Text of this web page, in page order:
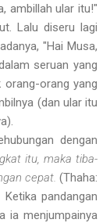
ambillah ular itu!"
Lalu diseru lagi
"Hai Musa,
seruan yang
orang-orang yang
(dan ular itu
dengan
itu, maka tiba-
cepat. (Thaha:
pandangan
ia menjumpainya